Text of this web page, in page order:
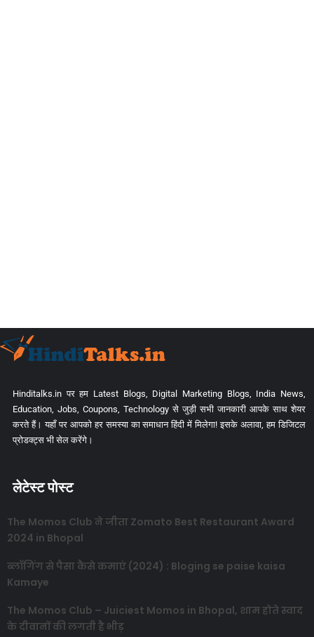
Hinditalks.in पर हम Latest Blogs, Digital Marketing Blogs, India News,
Education, Jobs, Coupons, Technology से जुड़ी सभी जानकारी आपके साथ शेयर
करते हैं। यहाँ पर आपको हर समस्या का समाधान हिंदी में मिलेगा! इसके अलावा, हम डिजिटल
प्रोडक्ट्स भी सेल करेंगे।
लेटेस्ट पोस्ट
The Momos Club ने जीता Zomato Best Restaurant Award
2024 in Bhopal
ब्लॉगिंग से पैसा कैसे कमाएं (2024) : Bloging se paise kaisa
Kamaye
The Momos Club – Juiciest Momos in Bhopal, शाम होते स्वाद
के दीवानों की लगती है भीड़